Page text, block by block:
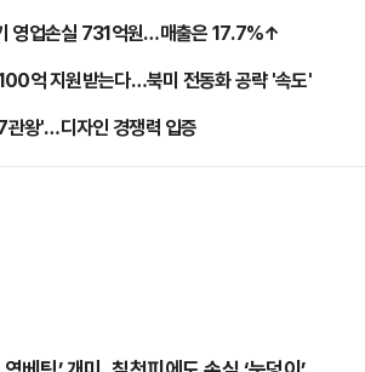
영업손실 731억원…매출은 17.7%↑
억 지원받는다…북미 전동화 공략 '속도'
관왕'…디자인 경쟁력 입증